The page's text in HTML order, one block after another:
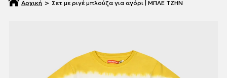
Σετ με ριγέ μπλούζα για αγόρι | ΜΠΛΕ ΤΖΗΝ